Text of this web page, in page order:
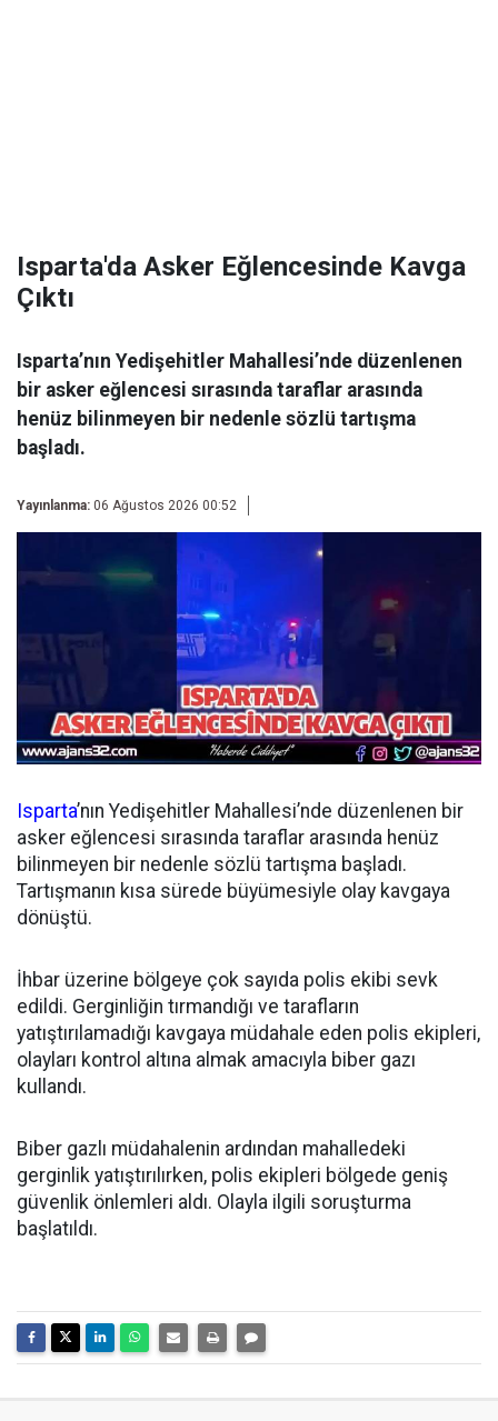
Isparta'da Asker Eğlencesinde Kavga
Çıktı
Isparta’nın Yedişehitler Mahallesi’nde düzenlenen
bir asker eğlencesi sırasında taraflar arasında
henüz bilinmeyen bir nedenle sözlü tartışma
başladı.
Yayınlanma: 06 Ağustos 2026 00:52
Isparta’nın Yedişehitler Mahallesi’nde düzenlenen bir
asker eğlencesi sırasında taraflar arasında henüz
bilinmeyen bir nedenle sözlü tartışma başladı.
Tartışmanın kısa sürede büyümesiyle olay kavgaya
dönüştü.
İhbar üzerine bölgeye çok sayıda polis ekibi sevk
edildi. Gerginliğin tırmandığı ve tarafların
yatıştırılamadığı kavgaya müdahale eden polis ekipleri,
olayları kontrol altına almak amacıyla biber gazı
kullandı.
Biber gazlı müdahalenin ardından mahalledeki
gerginlik yatıştırılırken, polis ekipleri bölgede geniş
güvenlik önlemleri aldı. Olayla ilgili soruşturma
başlatıldı.